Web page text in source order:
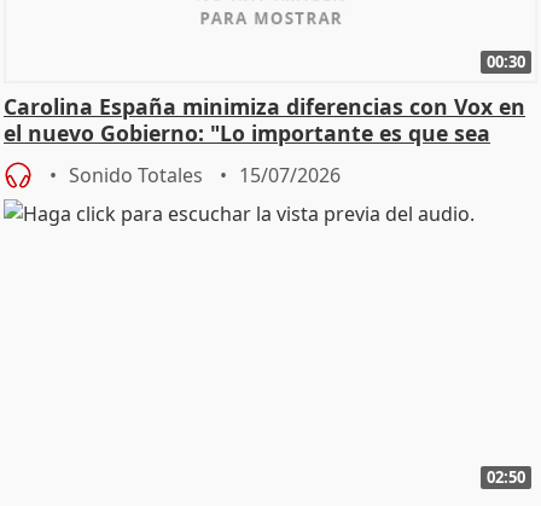
00:30
Carolina España minimiza diferencias con Vox en
el nuevo Gobierno: "Lo importante es que sea
una leg
Sonido Totales 15/07/2026
02:50